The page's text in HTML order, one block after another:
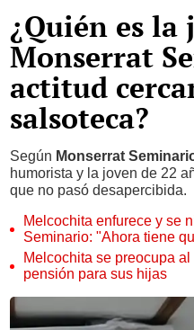
¿Quién es la
Monserrat
actitud
salsoteca?
Según Monserrat
humorista y la joven de 22
que no pasó desapercibida.
Melcochita enfurece y se
Seminario: "Ahora tiene
Melcochita se preocupa
pensión para sus hijas